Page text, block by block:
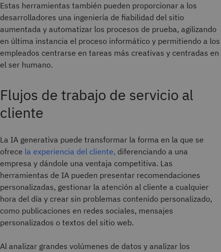
Estas herramientas también pueden proporcionar a los
desarrolladores una ingeniería de fiabilidad del sitio
aumentada y automatizar los procesos de prueba, agilizando
en última instancia el proceso informático y permitiendo a los
empleados centrarse en tareas más creativas y centradas en
el ser humano.
Flujos de trabajo de servicio al
cliente
La IA generativa puede transformar la forma en la que se
ofrece la experiencia del cliente, diferenciando a una
empresa y dándole una ventaja competitiva. Las
herramientas de IA pueden presentar recomendaciones
personalizadas, gestionar la atención al cliente a cualquier
hora del día y crear sin problemas contenido personalizado,
como publicaciones en redes sociales, mensajes
personalizados o textos del sitio web.
Al analizar grandes volúmenes de datos y analizar los